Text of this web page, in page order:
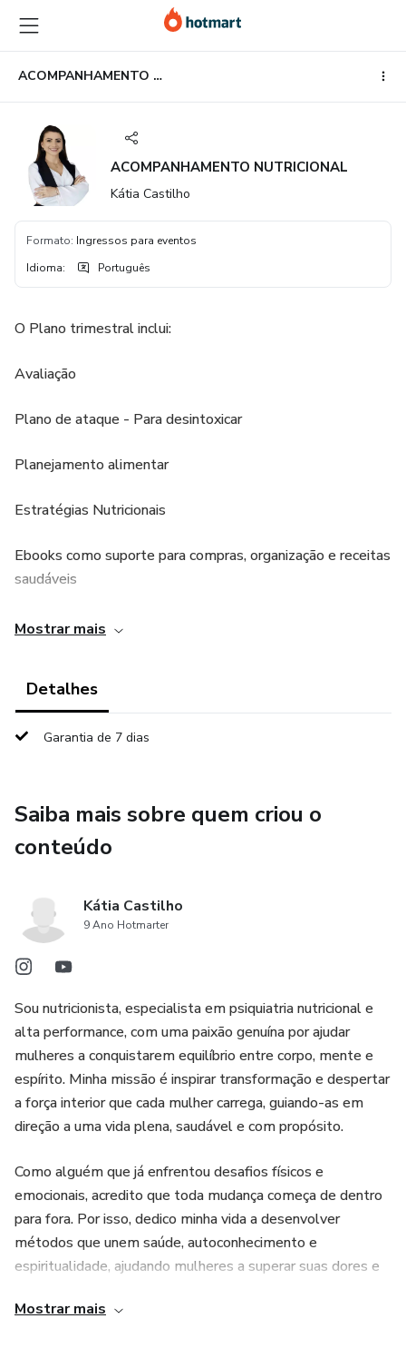
para
o
conteúdo
principal
para
o
pagamento
para
o
rodapé
ACOMPANHAMENTO NUTRICIONAL
ACOMPANHAMENTO NUTRICIONAL
Kátia Castilho
Formato: Ingressos para eventos
Idioma: Português
O Plano trimestral inclui:
Avaliação
Plano de ataque - Para desintoxicar
Planejamento alimentar
Estratégias Nutricionais
Ebooks como suporte para compras, organização e receitas
saudáveis
Acompanhamento e suporte via WhatsApp
Mostrar mais
Detalhes
Garantia de 7 dias
Saiba mais sobre quem criou o
conteúdo
Kátia Castilho
9 Ano Hotmarter
Sou nutricionista, especialista em psiquiatria nutricional e
alta performance, com uma paixão genuína por ajudar
mulheres a conquistarem equilíbrio entre corpo, mente e
espírito. Minha missão é inspirar transformação e despertar
a força interior que cada mulher carrega, guiando-as em
direção a uma vida plena, saudável e com propósito.
Como alguém que já enfrentou desafios físicos e
emocionais, acredito que toda mudança começa de dentro
para fora. Por isso, dedico minha vida a desenvolver
métodos que unem saúde, autoconhecimento e
espiritualidade, ajudando mulheres a superar suas dores e
Mostrar mais